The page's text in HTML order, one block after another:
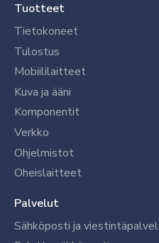
Tuotteet
Tietokoneet
Tulostus
Mobiililaitteet
Kuva ja ääni
Komponentit
Verkko
Ohjelmistot
Oheislaitteet
Palvelut
Sähköposti ja